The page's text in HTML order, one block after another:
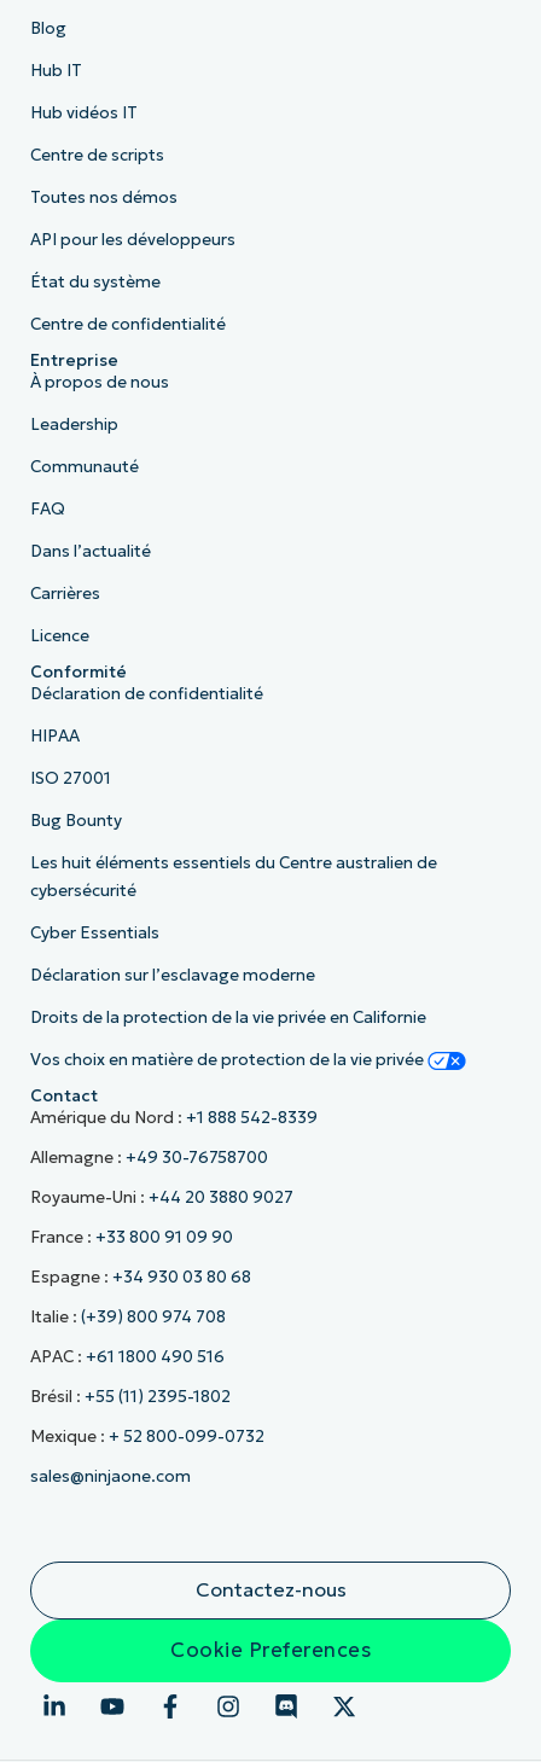
Blog
Hub IT
Hub vidéos IT
Centre de scripts
Toutes nos démos
API pour les développeurs
État du système
Centre de confidentialité
Entreprise
À propos de nous
Leadership
Communauté
FAQ
Dans l’actualité
Carrières
Licence
Conformité
Déclaration de confidentialité
HIPAA
ISO 27001
Bug Bounty
Les huit éléments essentiels du Centre australien de
cybersécurité
Cyber Essentials
Déclaration sur l’esclavage moderne
Droits de la protection de la vie privée en Californie
Vos choix en matière de protection de la vie privée
Contact
Amérique du Nord : +1 888 542-8339
Allemagne : +49 30-76758700
Royaume-Uni : +44 20 3880 9027
France : +33 800 91 09 90
Espagne : +34 930 03 80 68
Italie : (+39) 800 974 708
APAC : +61 1800 490 516
Brésil : +55 (11) 2395-1802
Mexique : + 52 800-099-0732
sales@ninjaone.com
Contactez-nous
Cookie Preferences